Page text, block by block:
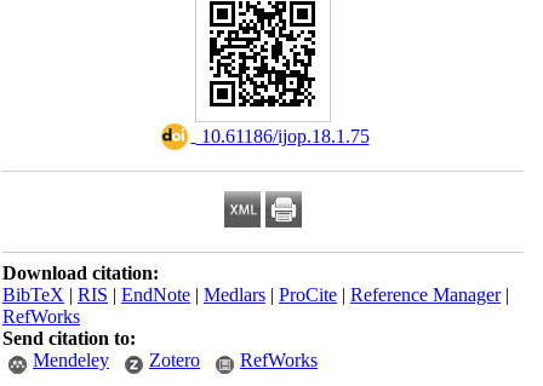
‎ 10.61186/ijop.18.1.75
Download citation:
BibTeX|RIS|EndNote|Medlars|ProCite|Reference Manager
RefWorks
Send citation to:
Mendeley
Zotero RefWorks